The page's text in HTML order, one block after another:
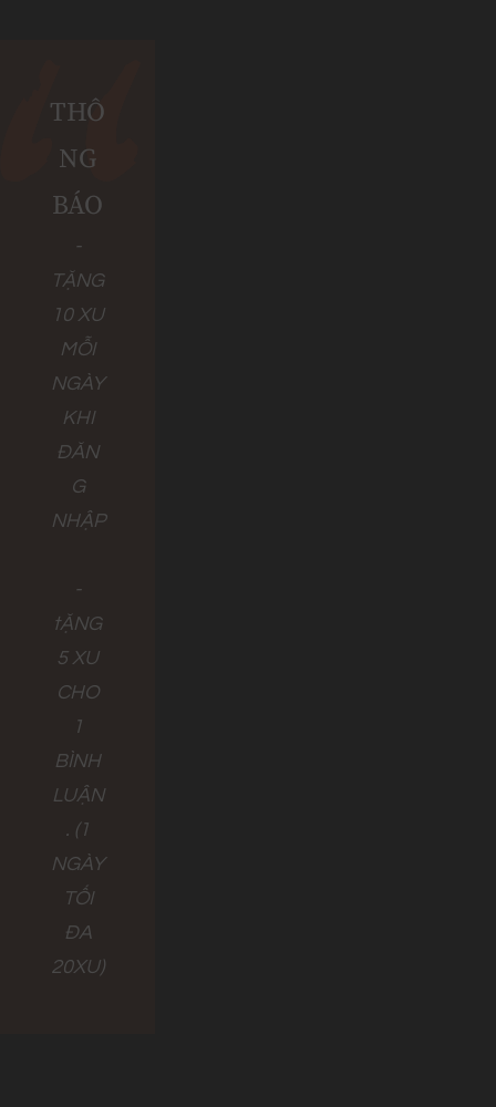
THÔ
NG
BÁO
-
TẶNG
10 XU
MỖI
NGÀY
KHI
ĐĂN
G
NHẬP
-
tẶNG
5 XU
CHO
1
BÌNH
LUẬN
. (1
NGÀY
TỐI
ĐA
20XU)